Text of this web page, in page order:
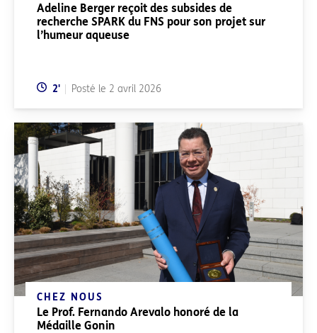
Adeline Berger reçoit des subsides de
recherche SPARK du FNS pour son projet sur
l’humeur aqueuse
Temps de lecture:
2' Posté le 2 avril 2026
CHEZ NOUS
Le Prof. Fernando Arevalo honoré de la
Médaille Gonin